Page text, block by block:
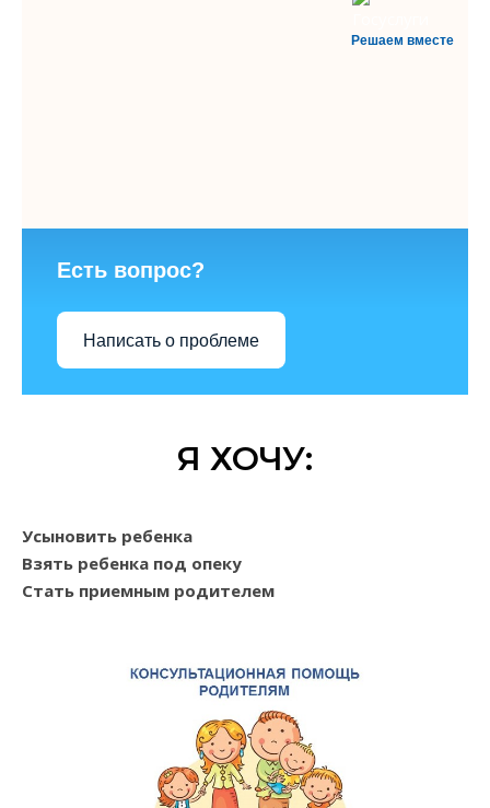
Решаем вместе
Есть вопрос?
Написать о проблеме
Я ХОЧУ:
Усыновить ребенка
Взять ребенка под опеку
Стать приемным родителем